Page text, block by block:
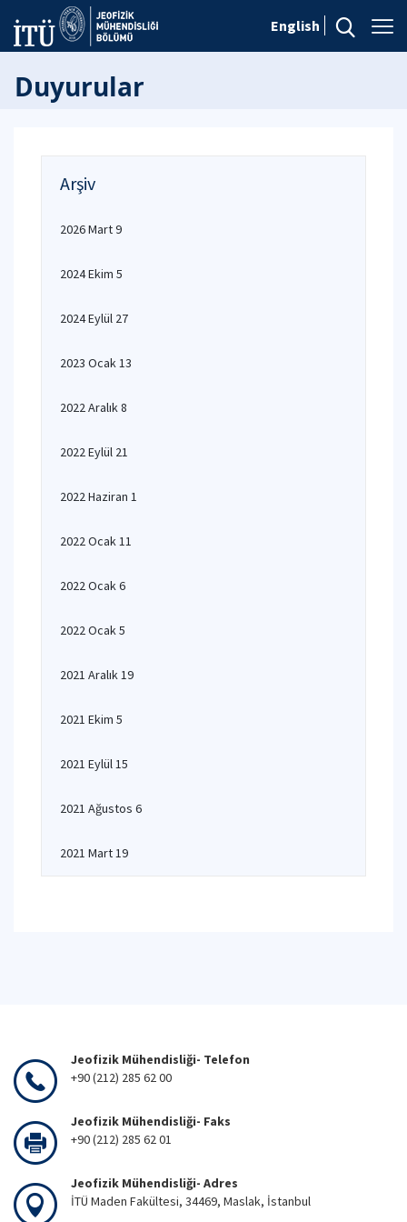
English
Duyurular
Arşiv
2026 Mart 9
2024 Ekim 5
2024 Eylül 27
2023 Ocak 13
2022 Aralık 8
2022 Eylül 21
2022 Haziran 1
2022 Ocak 11
2022 Ocak 6
2022 Ocak 5
2021 Aralık 19
2021 Ekim 5
2021 Eylül 15
2021 Ağustos 6
2021 Mart 19
Jeofizik Mühendisliği- Telefon
+90 (212) 285 62 00
Jeofizik Mühendisliği- Faks
+90 (212) 285 62 01
Jeofizik Mühendisliği- Adres
İTÜ Maden Fakültesi, 34469, Maslak, İstanbul